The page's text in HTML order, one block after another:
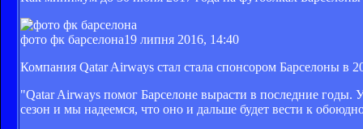
фото фк барселона19 липня 2016, 14:40
Компания Qatar Airways стал стала спонсором Барселоны в
"Qatar Airways помог Барселоне вырасти в последние годы.
сезон и мы надеемся, что оно и дальше будет вести к